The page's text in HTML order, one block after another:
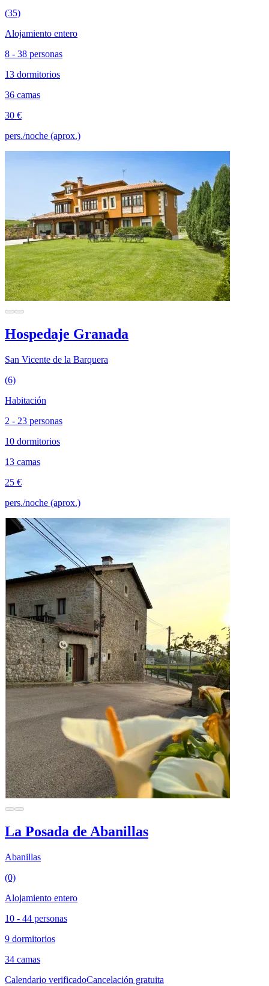
(35)
Alojamiento entero
8 - 38 personas
13 dormitorios
36 camas
30 €
pers./noche (aprox.)
Hospedaje Granada
San Vicente de la Barquera
(6)
Habitación
2 - 23 personas
10 dormitorios
13 camas
25 €
pers./noche (aprox.)
La Posada de Abanillas
Abanillas
(0)
Alojamiento entero
10 - 44 personas
9 dormitorios
34 camas
Calendario verificadoCancelación gratuita